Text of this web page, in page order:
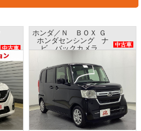
中古車
ホンダ／Ｎ ＢＯＸ Ｇ
ホンダセンシング ナ
ビ バックカメラ
中古車